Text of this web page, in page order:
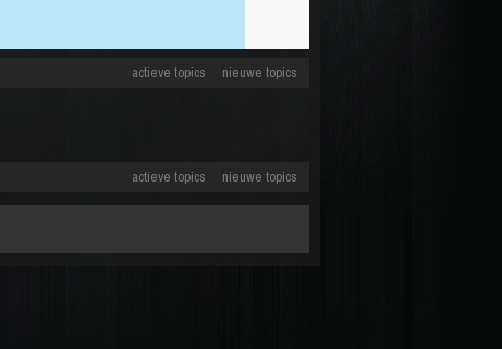
actieve topics nieuwe topics
actieve topics nieuwe topics